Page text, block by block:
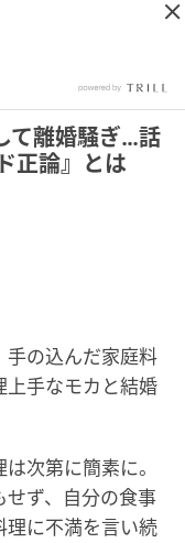
て離婚騒ぎ…話
正論』とは
手の込んだ家庭料
上手なモカと結婚
次第に簡素に。
ず、自分の食事
理に不満を言い続